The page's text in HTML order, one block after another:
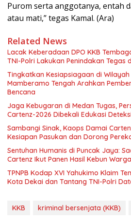
Purom serta anggotanya, entah
atau mati,” tegas Kamal. (Ara)
Related News
Lacak Keberadaan DPO KKB
TNI-Polri Lakukan Penindakan Tegas
Tingkatkan Kesiapsiagaan di Wilayah
Mamberamo Tengah Arahkan
Bencana
Jaga Kebugaran di Medan Tugas,
Cartenz-2026 Dibekali Edukasi
Sambangi Sinak, Kaops Damai
Kesiapan Pasukan dan Dorong
Sentuhan Humanis di Puncak Jaya:
Cartenz Ikut Panen Hasil Kebun Warga
TPNPB Kodap XVI Yahukimo Klaim
Kota Dekai dan Tantang TNI-Polri
KKB kriminal bersenjata (KKB)